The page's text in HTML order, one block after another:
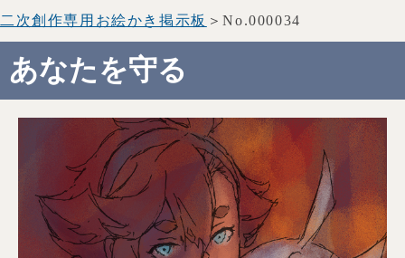
二次創作専用お絵かき掲示板 ＞No.000034
あなたを守る